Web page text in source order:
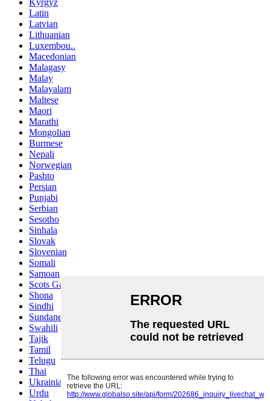
Latin
Latvian
Lithuanian
Luxembou..
Macedonian
Malagasy
Malay
Malayalam
Maltese
Maori
Marathi
Mongolian
Burmese
Nepali
Norwegian
Pashto
Persian
Punjabi
Serbian
Sesotho
Sinhala
Slovak
Slovenian
Somali
Samoan
Scots Gaelic
Shona
Sindhi
Sundanese
Swahili
Tajik
Tamil
Telugu
Thai
Ukrainian
Urdu